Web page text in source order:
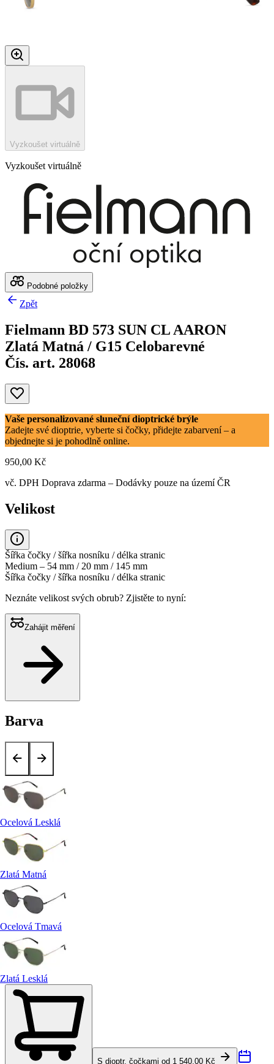
Vyzkoušet virtuálně
Vyzkoušet virtuálně
Podobné položky
Zpět
Fielmann BD 573 SUN CL AARON
Zlatá Matná / G15 Celobarevné
Čís. art. 28068
Vaše personalizované sluneční dioptrické brýle
Zadejte své dioptrie, vyberte si čočky, přidejte zabarvení – a
objednejte si je pohodlně online.
950,00 Kč
vč. DPH Doprava zdarma – Dodávky pouze na území ČR
Velikost
Šířka čočky / šířka nosníku / délka stranic
Medium – 54 mm / 20 mm / 145 mm
Šířka čočky / šířka nosníku / délka stranic
Neznáte velikost svých obrub? Zjistěte to nyní:
Zahájit měření
Barva
Ocelová Lesklá
Zlatá Matná
Ocelová Tmavá
Zlatá Lesklá
S dioptr. čočkami od 1 540,00 Kč